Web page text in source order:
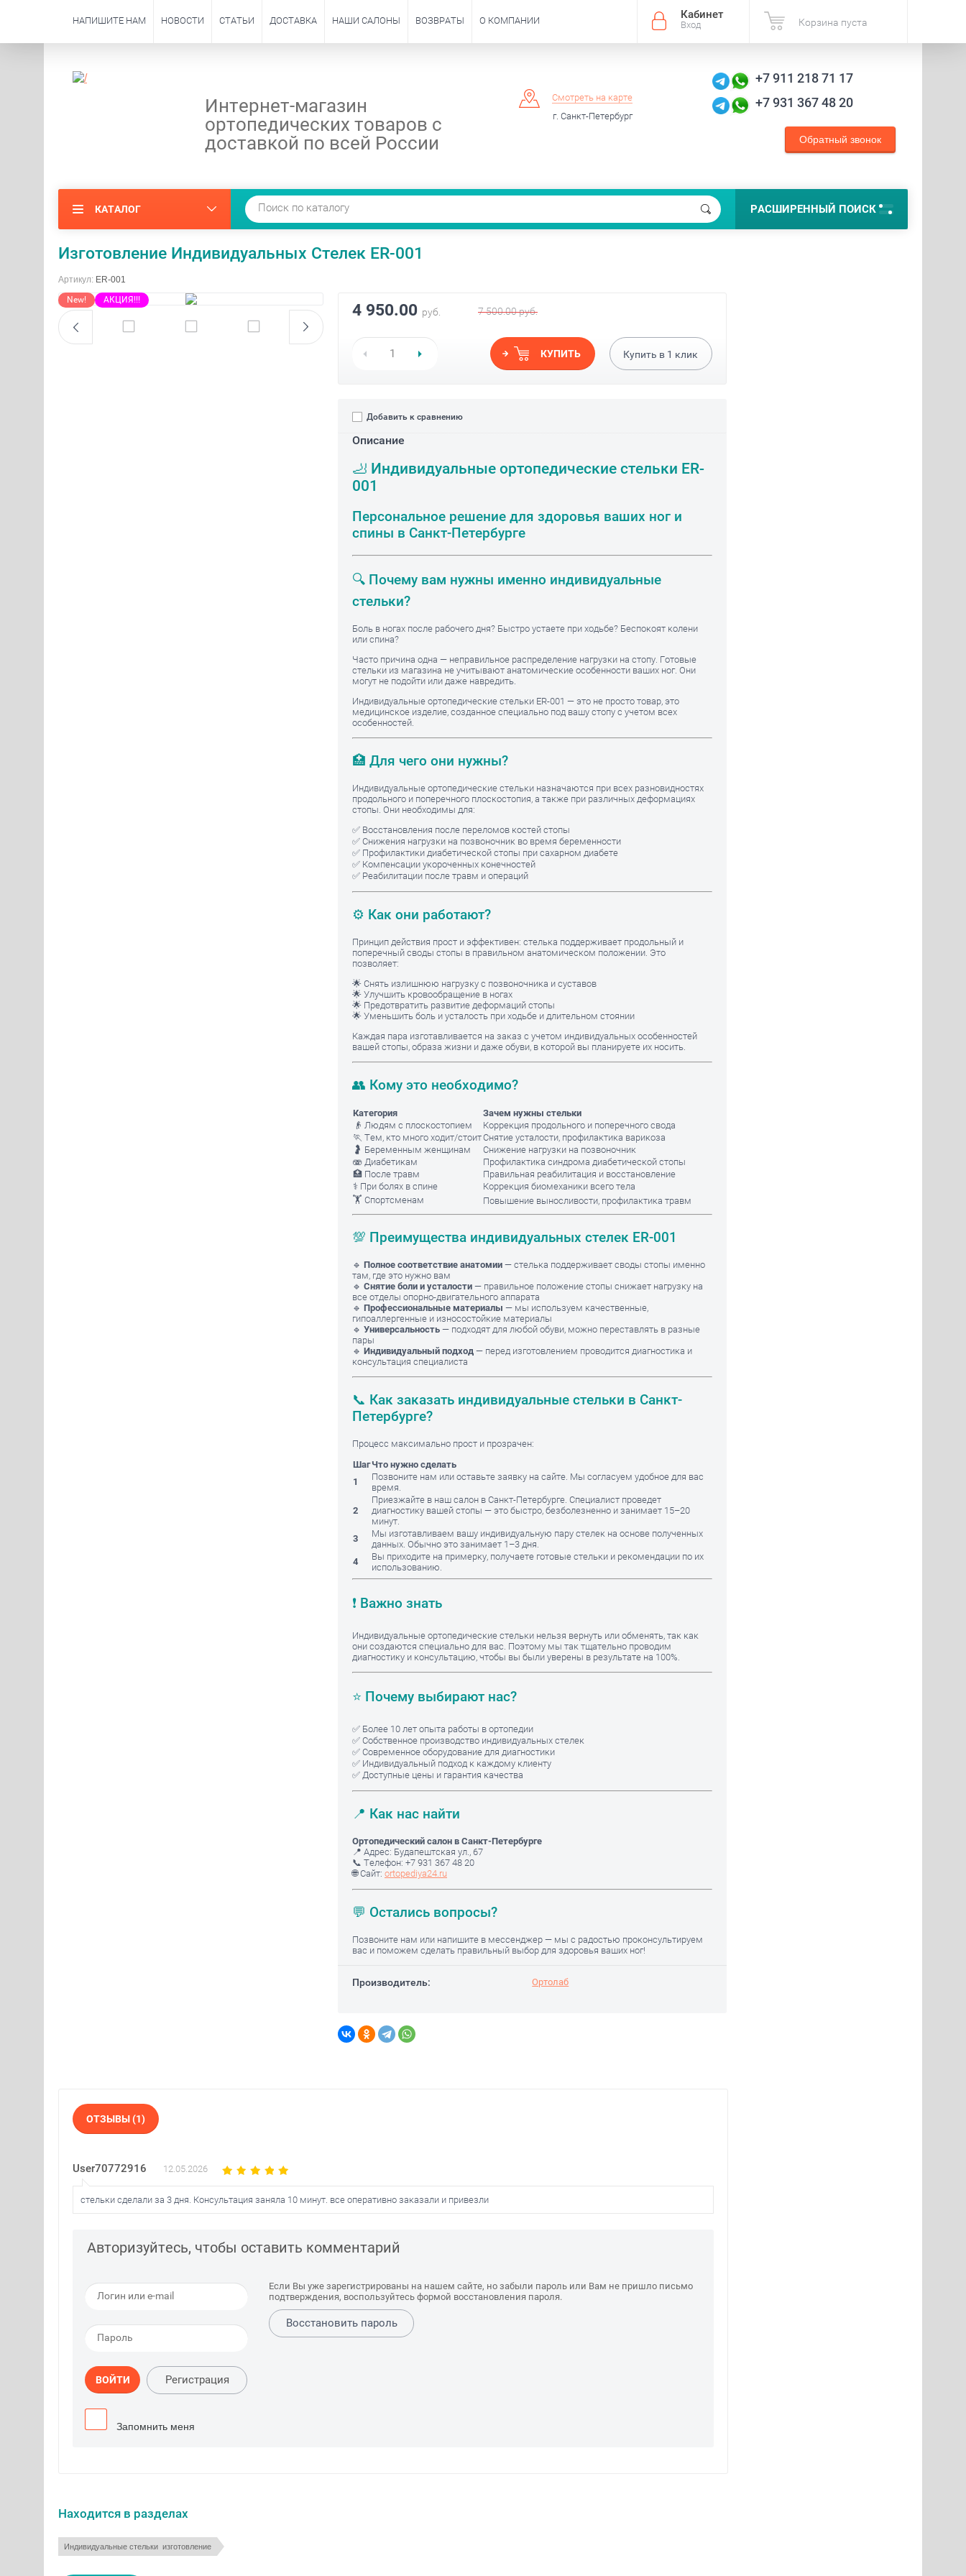
Кабинет
Вход Корзина пуста
НАПИШИТЕ НАМ НОВОСТИ СТАТЬИ ДОСТАВКА НАШИ САЛОНЫ ВОЗВРАТЫ О КОМПАНИИ
Интернет-магазин
ортопедических товаров с
доставкой по всей России
Смотреть на карте
г. Санкт-Петербург
+7 911 218 71 17
+7 931 367 48 20
Обратный звонок
КАТАЛОГ РАСШИРЕННЫЙ ПОИСК
Изготовление Индивидуальных Стелек ER-001
Артикул: ER-001
New!
АКЦИЯ!!!
7 500.00руб.
4 950.00 руб.
КУПИТЬ Купить в 1 клик
Добавить к сравнению
Описание
🦶 Индивидуальные ортопедические стельки ER-
001
Персональное решение для здоровья ваших ног и
спины в Санкт-Петербурге
🔍 Почему вам нужны именно индивидуальные
стельки?
Боль в ногах после рабочего дня? Быстро устаете при ходьбе? Беспокоят колени
или спина?
Часто причина одна — неправильное распределение нагрузки на стопу. Готовые
стельки из магазина не учитывают анатомические особенности ваших ног. Они
могут не подойти или даже навредить.
Индивидуальные ортопедические стельки ER-001 — это не просто товар, это
медицинское изделие, созданное специально под вашу стопу с учетом всех
особенностей.
🏥 Для чего они нужны?
Индивидуальные ортопедические стельки назначаются при всех разновидностях
продольного и поперечного плоскостопия, а также при различных деформациях
стопы. Они необходимы для:
✅ Восстановления после переломов костей стопы
✅ Снижения нагрузки на позвоночник во время беременности
✅ Профилактики диабетической стопы при сахарном диабете
✅ Компенсации укороченных конечностей
✅ Реабилитации после травм и операций
⚙️ Как они работают?
Принцип действия прост и эффективен: стелька поддерживает продольный и
поперечный своды стопы в правильном анатомическом положении. Это
позволяет:
🌟 Снять излишнюю нагрузку с позвоночника и суставов
🌟 Улучшить кровообращение в ногах
🌟 Предотвратить развитие деформаций стопы
🌟 Уменьшить боль и усталость при ходьбе и длительном стоянии
Каждая пара изготавливается на заказ с учетом индивидуальных особенностей
вашей стопы, образа жизни и даже обуви, в которой вы планируете их носить.
👥 Кому это необходимо?
Категория
Зачем нужны стельки
👴 Людям с плоскостопием
Коррекция продольного и поперечного свода
🏃 Тем, кто много ходит/стоитСнятие усталости, профилактика варикоза
🤰 Беременным женщинам
Снижение нагрузки на позвоночник
🫨 Диабетикам
Профилактика синдрома диабетической стопы
🏥 После травм
Правильная реабилитация и восстановление
⚕️ При болях в спине
Коррекция биомеханики всего тела
🏋️ Спортсменам
Повышение выносливости, профилактика травм
💯 Преимущества индивидуальных стелек ER-001
🔹 Полное соответствие анатомии — стелька поддерживает своды стопы именно
там, где это нужно вам
🔹 Снятие боли и усталости — правильное положение стопы снижает нагрузку на
все отделы опорно-двигательного аппарата
🔹 Профессиональные материалы — мы используем качественные,
гипоаллергенные и износостойкие материалы
🔹 Универсальность — подходят для любой обуви, можно переставлять в разные
пары
🔹 Индивидуальный подход — перед изготовлением проводится диагностика и
консультация специалиста
📞 Как заказать индивидуальные стельки в Санкт-
Петербурге?
Процесс максимально прост и прозрачен:
Шаг Что нужно сделать
1
Позвоните нам или оставьте заявку на сайте. Мы согласуем удобное для вас
время.
2
Приезжайте в наш салон в Санкт-Петербурге. Специалист проведет
диагностику вашей стопы — это быстро, безболезненно и занимает 15–20
минут.
3
Мы изготавливаем вашу индивидуальную пару стелек на основе полученных
данных. Обычно это занимает 1–3 дня.
4
Вы приходите на примерку, получаете готовые стельки и рекомендации по их
использованию.
❗ Важно знать
Индивидуальные ортопедические стельки нельзя вернуть или обменять, так как
они создаются специально для вас. Поэтому мы так тщательно проводим
диагностику и консультацию, чтобы вы были уверены в результате на 100%.
⭐ Почему выбирают нас?
✅ Более 10 лет опыта работы в ортопедии
✅ Собственное производство индивидуальных стелек
✅ Современное оборудование для диагностики
✅ Индивидуальный подход к каждому клиенту
✅ Доступные цены и гарантия качества
📍 Как нас найти
Ортопедический салон в Санкт-Петербурге
📍 Адрес: Будапештская ул., 67
📞 Телефон: +7 931 367 48 20
🌐 Сайт: ortopediya24.ru
💬 Остались вопросы?
Позвоните нам или напишите в мессенджер — мы с радостью проконсультируем
вас и поможем сделать правильный выбор для здоровья ваших ног!
Производитель: Ортолаб
ОТЗЫВЫ (1)
User70772916 12.05.2026
стельки сделали за 3 дня. Консультация заняла 10 минут. все оперативно заказали и привезли
Авторизуйтесь, чтобы оставить комментарий
ВОЙТИ Регистрация
Запомнить меня
Если Вы уже зарегистрированы на нашем сайте, но забыли пароль или Вам не пришло письмо
подтверждения, воспользуйтесь формой восстановления пароля.
Восстановить пароль
Находится в разделах
Индивидуальные стельки  изготовление